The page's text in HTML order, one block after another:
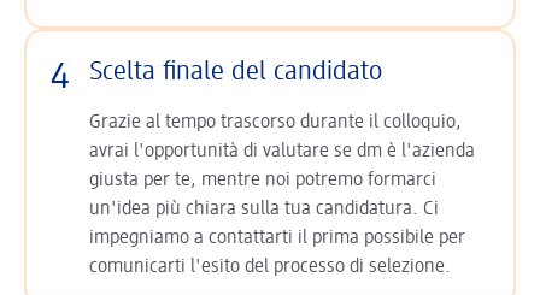
4 Scelta finale del candidato
Grazie al tempo trascorso durante il colloquio,
avrai l'opportunità di valutare se dm è l'azienda
giusta per te, mentre noi potremo formarci
un'idea più chiara sulla tua candidatura. Ci
impegniamo a contattarti il prima possibile per
comunicarti l'esito del processo di selezione.